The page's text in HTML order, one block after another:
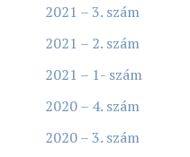
2021 – 3. szám
2021 – 2. szám
2021 – 1- szám
2020 – 4. szám
2020 – 3. szám